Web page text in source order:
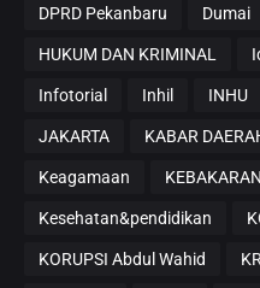
DPRD Pekanbaru Dumai
HUKUM DAN KRIMINAL
Infotorial Inhil INHU
JAKARTA KABAR
Keagamaan KEBAKARAN
Kesehatan&pendidikan
KORUPSI Abdul Wahid